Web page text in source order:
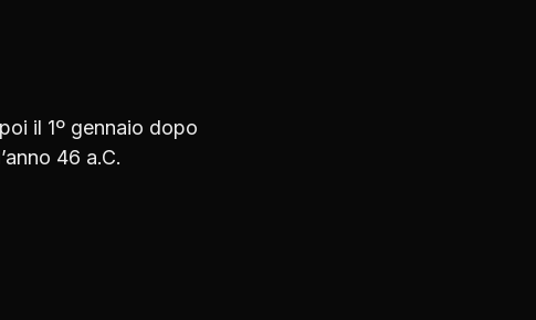
il 1º gennaio dopo
46 a.C.